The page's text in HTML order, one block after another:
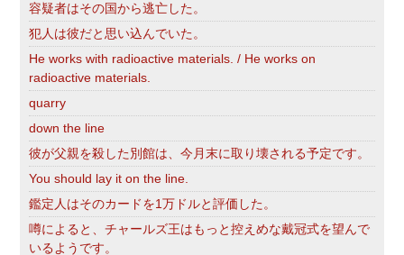
容疑者はその国から逃亡した。
犯人は彼だと思い込んでいた。
He works with radioactive materials. / He works on
radioactive materials.
quarry
down the line
彼が父親を殺した別館は、今月末に取り壊される予定です。
You should lay it on the line.
鑑定人はそのカードを1万ドルと評価した。
噂によると、チャールズ王はもっと控えめな戴冠式を望んで
いるようです。